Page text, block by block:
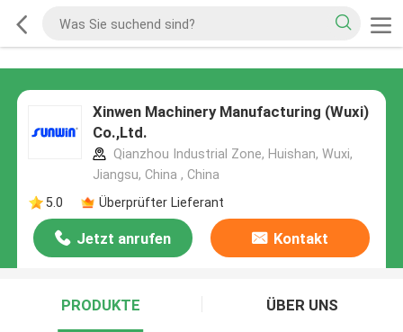
Xinwen Machinery Manufacturing (Wuxi)
Co.,Ltd.
Qianzhou Industrial Zone, Huishan, Wuxi,
Jiangsu, China , China
5.0
Überprüfter Lieferant
Jetzt anrufen Kontakt
PRODUKTE ÜBER UNS